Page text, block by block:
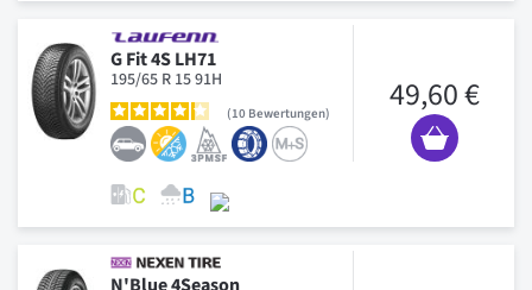
G Fit 4S LH71
195/65 R 15 91H
10 Bewertungen 49,60 €